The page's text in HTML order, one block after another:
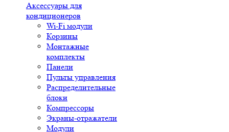
Аксессуары для
кондиционеров
Wi-Fi модули
Корзины
Монтажные
комплекты
Панели
Пульты управления
Распределительные
блоки
Компрессоры
Экраны-отражатели
Модули